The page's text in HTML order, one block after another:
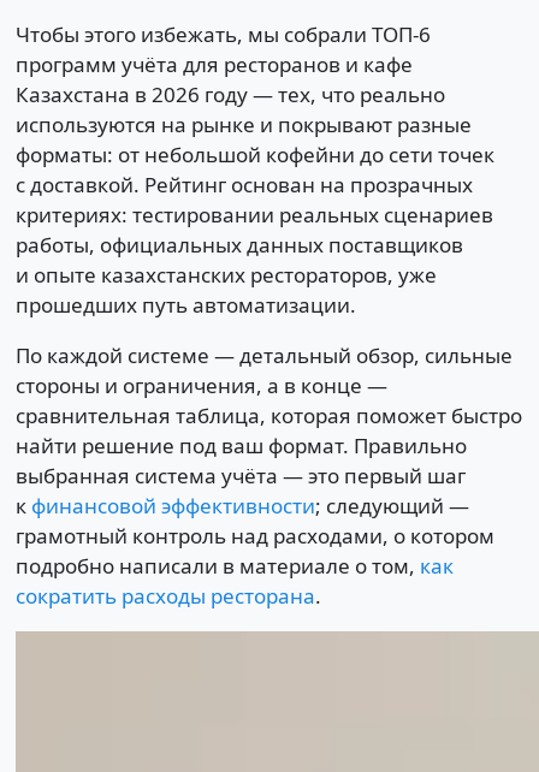
Чтобы этого избежать, мы собрали ТОП-6
программ учёта для ресторанов и кафе
Казахстана в 2026 году — тех, что реально
используются на рынке и покрывают разные
форматы: от небольшой кофейни до сети точек
с доставкой. Рейтинг основан на прозрачных
критериях: тестировании реальных сценариев
работы, официальных данных поставщиков
и опыте казахстанских рестораторов, уже
прошедших путь автоматизации.
По каждой системе — детальный обзор, сильные
стороны и ограничения, а в конце —
сравнительная таблица, которая поможет быстро
найти решение под ваш формат. Правильно
выбранная система учёта — это первый шаг
к финансовой эффективности; следующий —
грамотный контроль над расходами, о котором
подробно написали в материале о том, как
сократить расходы ресторана.